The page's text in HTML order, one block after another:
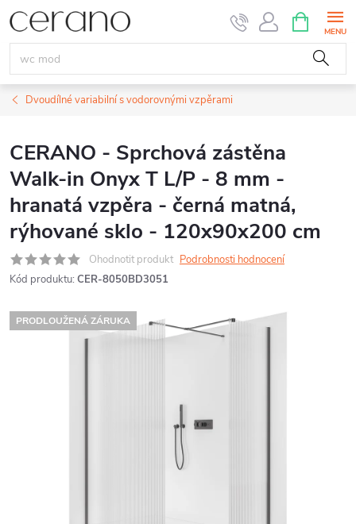
Přejít
na
obsah
NÁKUPNÍ
KOŠÍK
Dvoudílné variabilní s vodorovnými vzpěrami
CERANO - Sprchová zástěna
Walk-in Onyx T L/P - 8 mm -
hranatá vzpěra - černá matná,
rýhované sklo - 120x90x200 cm
Ohodnotit produkt Podrobnosti hodnocení
Kód produktu: CER-8050BD3051
PRODLOUŽENÁ ZÁRUKA